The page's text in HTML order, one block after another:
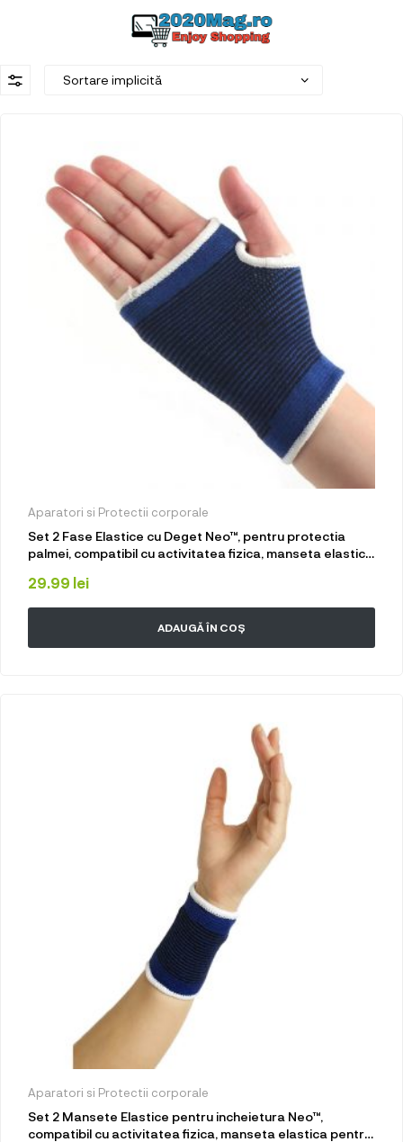
Aparatori si Protectii corporale
Set 2 Fase Elastice cu Deget Neo™, pentru protectia
palmei, compatibil cu activitatea fizica, manseta elastica
29.99 lei
ADAUGĂ ÎN COȘ
Aparatori si Protectii corporale
Set 2 Mansete Elastice pentru incheietura Neo™,
compatibil cu activitatea fizica, manseta elastica pentru